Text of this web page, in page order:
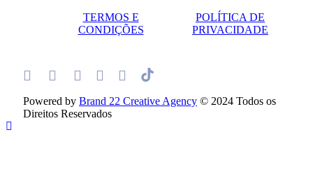
TERMOS E
CONDIÇÕES
POLÍTICA DE
PRIVACIDADE
Powered by Brand 22 Creative Agency © 2024 Todos os
Direitos Reservados